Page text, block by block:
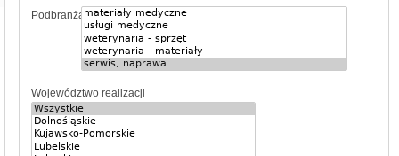
Podbranża
Województwo realizacji